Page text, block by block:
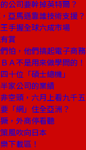
公司要幹掉英特爾？
亞馬遜靠誰技術支援？
手握全球六成市場
賞
怕，他們搞起電子商務
Ａ不是用來做學問的！
十位「碩士總機」
家公司的業績
空頭，六月上看九千五
「網」住全亞洲？
，外商停看聽
風吹向日本
下載區！